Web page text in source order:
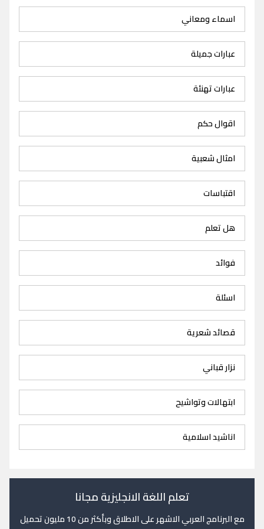
اسماء ومعاني
عبارات جميلة
عبارات تهنئة
اقوال حكم
امثال شعبية
اقتباسات
هل تعلم
فوائد
اسئلة
قصائد شعرية
نزار قباني
ابتهالات وتواشيح
اناشيد اسلامية
تعلم اللغة الانجليزية مجانا
مع البرنامج العربي الاشهر على الاطلاق وبأكثر من 10 مليون تحميل